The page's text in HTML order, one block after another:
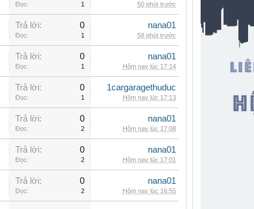
Đọc: 1 50 phút trước
Trả lời: 0
Đọc: 1
nana01
58 phút trước
Trả lời: 0
Đọc: 1
nana01
Hôm nay lúc 17:14
Trả lời: 0
Đọc: 1
1cargaragethuduc
Hôm nay lúc 17:13
Trả lời: 0
Đọc: 2
nana01
Hôm nay lúc 17:08
Trả lời: 0
Đọc: 2
nana01
Hôm nay lúc 17:01
Trả lời: 0
Đọc: 2
nana01
Hôm nay lúc 16:55